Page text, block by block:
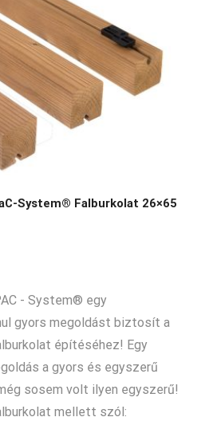
System® Falburkolat 26×65
- System® egy
gyors megoldást biztosít a
építéséhez! Egy
a gyors és egyszerű
sosem volt ilyen egyszerű!
mellett szól: